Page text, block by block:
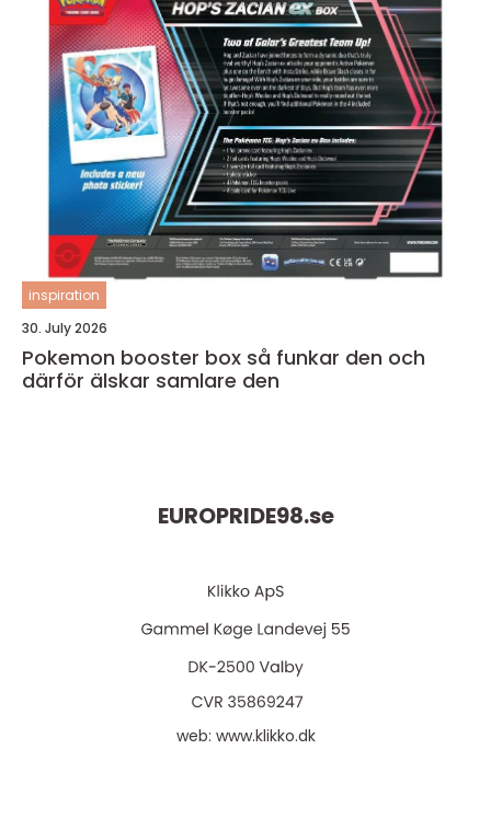
inspiration
30. July 2026
Pokemon booster box så funkar den och
därför älskar samlare den
EUROPRIDE98.se
web: www.klikko.dk